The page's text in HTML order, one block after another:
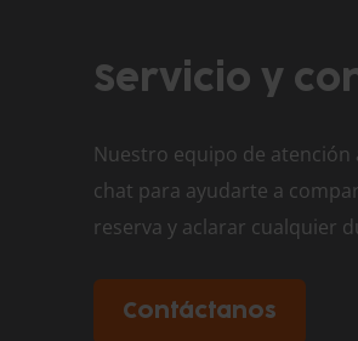
Servicio y
Nuestro equipo de
chat para ayudarte a
reserva y aclarar cualquier
Contáctanos